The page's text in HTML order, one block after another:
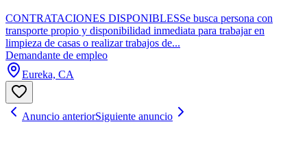
CONTRATACIONES DISPONIBLESSe busca persona con
transporte propio y disponibilidad inmediata para trabajar en
limpieza de casas o realizar trabajos de...
Demandante de empleo
Eureka, CA
Anuncio anteriorSiguiente anuncio